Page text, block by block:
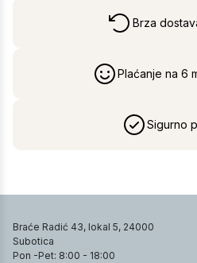
Brza
Plaćanje na 6
Sigurno
Braće Radić 43, lokal 5, 24000
Subotica
Pon -Pet: 8:00 - 18:00